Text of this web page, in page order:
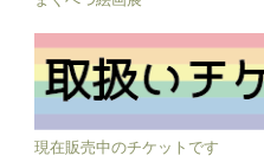
現在販売中のチケットです